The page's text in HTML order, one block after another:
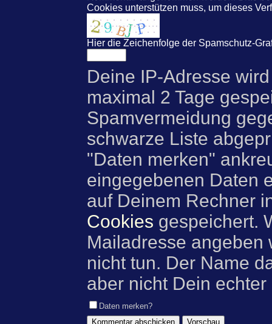
Cookies unterstützen muss, um dieses
Hier die Zeichenfolge der Spamschutz-
Deine IP-Adresse
maximal 2 Tage
Spamvermeidung
schwarze Liste
"Daten merken"
eingegebenen Daten
auf Deinem Rechner
Cookies gespeichert.
Mailadresse angeben
nicht tun. Der Name
aber nicht Dein
Daten merken?